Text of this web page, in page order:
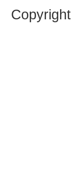
Copyright